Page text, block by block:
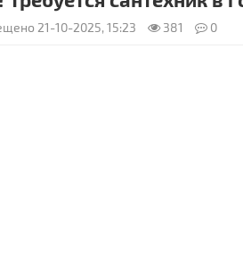
21-10-2025, 15:23 381 0